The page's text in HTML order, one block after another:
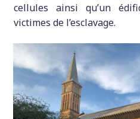
cellules ainsi qu’un
victimes de l’esclavage.